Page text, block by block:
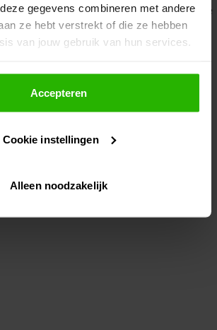
gegevens combineren met andere
ze hebt verstrekt of die ze hebben
van jouw gebruik van hun services.
klikt, dan geef je Voordeeluitjes.nl
cookies voor social media en
advertenties te plaatsen.
in onsprivacybeleid
kun je ook zelf instellen welke
Accepteren
Cookie instellingen
Alleen noodzakelijk
(see the browser console for more
information).